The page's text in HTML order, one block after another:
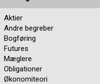
Aktier
Andre begreber
Bogføring
Futures
Mæglere
Obligationer
Økonomiteori